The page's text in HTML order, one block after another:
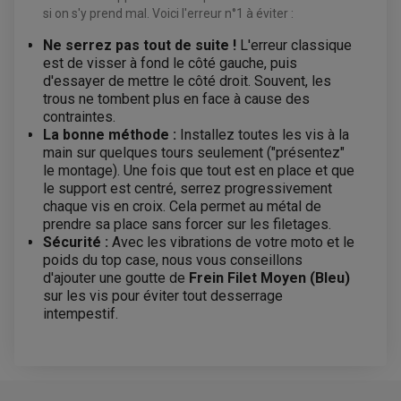
DISQUE DE FREIN
KIT DURITE DE FREIN
KIT DURITE D'EMBRAYAGE MOTO
KIT RÉPARATION ÉTRIER DE FREIN
KIT RÉPARATION MAÎTRE CYLINDRE
MAÎTRE CYLINDRE
HUILE ET PRODUIT D'ENTRETIEN
HUILE MOTEUR
PRODUIT D'ENTRETIEN
PARTIE CYCLE
ARAIGNÉE / SUPPORT CARÉNAGE
BULLE / PARE-BRISE
CABLE D'EMBRAYAGE
KIT RABAISSEMENT MOTO
KIT STREET BIKE
LEVIER DE FREIN
LEVIER D'EMBRAYAGE
PRODUIT ENTRETIEN
FILTRE A AIR
FILTRE A HUILE
BOUGIE SCOOTER
PRODUIT D'ENTRETIEN
FILTRE A AIR K&N
HUILE ET LUBRIFIANTS SCOOTER
HUILE SCOOTER
PRODUIT D'ENTRETIEN SCOOTER
PARTIE CYCLE
BULLE / PARE-BRISE
LEVIER DE FREIN
RÉTROVISEUR TYPE ORIGINE
PRODUIT D'ENTRETIEN QUAD
JANTES / ACCESSOIRES QUAD ET SSV
CHAÎNE A NEIGE QUAD-SSV
CHAÎNES A NEIGE
CHAMBRE A AIR QUAD ET SSV
CLOUS / CRAMPON VISSABLE
ÉLARGISSEURES DE VOIES QUAD
JANTES QUAD ET SSV
DISQUE DE FREIN AVANT
PLAQUETTE DE FREIN
KIT RÉPARATION PÉDALE DE FREIN
KIT RÉPARATION MAÎTRE CYLINDRE
KIT RÉPARATION ÉTRIER DE FREIN
ROULEMENT MOTO CROSS ET ENDURO
ROULEMENT DE ROUE AVANT
ROULEMENT DE ROUE ARRIÈRE
ROULEMENT D'AMORTISSEUR
ROULEMENT BIELLETTES
ROULEMENT COLONNE DE DIRECTION
ROULEMENT BRAS OSCILLANT
si on s'y prend mal. Voici l'erreur n°1 à éviter :
Ne serrez pas tout de suite ! L'erreur classique
est de visser à fond le côté gauche, puis
d'essayer de mettre le côté droit. Souvent, les
trous ne tombent plus en face à cause des
contraintes.
La bonne méthode : Installez toutes les vis à la
main sur quelques tours seulement ("présentez"
le montage). Une fois que tout est en place et que
le support est centré, serrez progressivement
chaque vis en croix. Cela permet au métal de
prendre sa place sans forcer sur les filetages.
Sécurité : Avec les vibrations de votre moto et le
poids du top case, nous vous conseillons
d'ajouter une goutte de Frein Filet Moyen (Bleu)
sur les vis pour éviter tout desserrage
intempestif.